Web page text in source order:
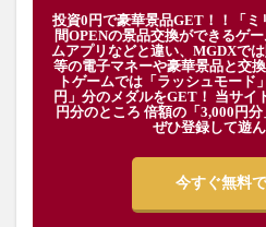
投資0円で豪華景品GET！！「
間OPENの景品交換ができるゲ
ムアプリなどと違い、MGDXで
等の電子マネーや豪華景品と交
トゲームでは「ラッシュモード
円」分のメダルをGET！ 当サイ
円分のところ 倍額の「3,000円
ぜひ登録して遊
今すぐ無料